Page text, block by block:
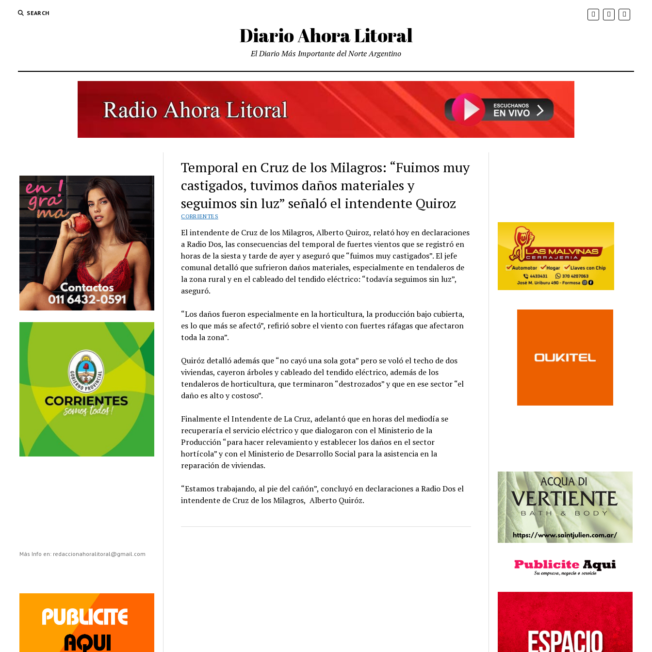
SEARCH
Diario Ahora Litoral
El Diario Más Importante del Norte Argentino
Más Info en: redaccionahoralitoral@gmail.com
Temporal en Cruz de los Milagros: “Fuimos muy
castigados, tuvimos daños materiales y
seguimos sin luz” señaló el intendente Quiroz
CORRIENTES
El intendente de Cruz de los Milagros, Alberto Quiroz, relató hoy en declaraciones
a Radio Dos, las consecuencias del temporal de fuertes vientos que se registró en
horas de la siesta y tarde de ayer y aseguró que “fuimos muy castigados”. El jefe
comunal detalló que sufrieron daños materiales, especialmente en tendaleros de
la zona rural y en el cableado del tendido eléctrico: “todavía seguimos sin luz”,
aseguró.
“Los daños fueron especialmente en la horticultura, la producción bajo cubierta,
es lo que más se afectó”, refirió sobre el viento con fuertes ráfagas que afectaron
toda la zona”.
Quiróz detalló además que “no cayó una sola gota” pero se voló el techo de dos
viviendas, cayeron árboles y cableado del tendido eléctrico, además de los
tendaleros de horticultura, que terminaron “destrozados” y que en ese sector “el
daño es alto y costoso”.
Finalmente el Intendente de La Cruz, adelantó que en horas del mediodía se
recuperaría el servicio eléctrico y que dialogaron con el Ministerio de la
Producción “para hacer relevamiento y establecer los daños en el sector
hortícola” y con el Ministerio de Desarrollo Social para la asistencia en la
reparación de viviendas.
“Estamos trabajando, al pie del cañón”, concluyó en declaraciones a Radio Dos el
intendente de Cruz de los Milagros, Alberto Quiróz.